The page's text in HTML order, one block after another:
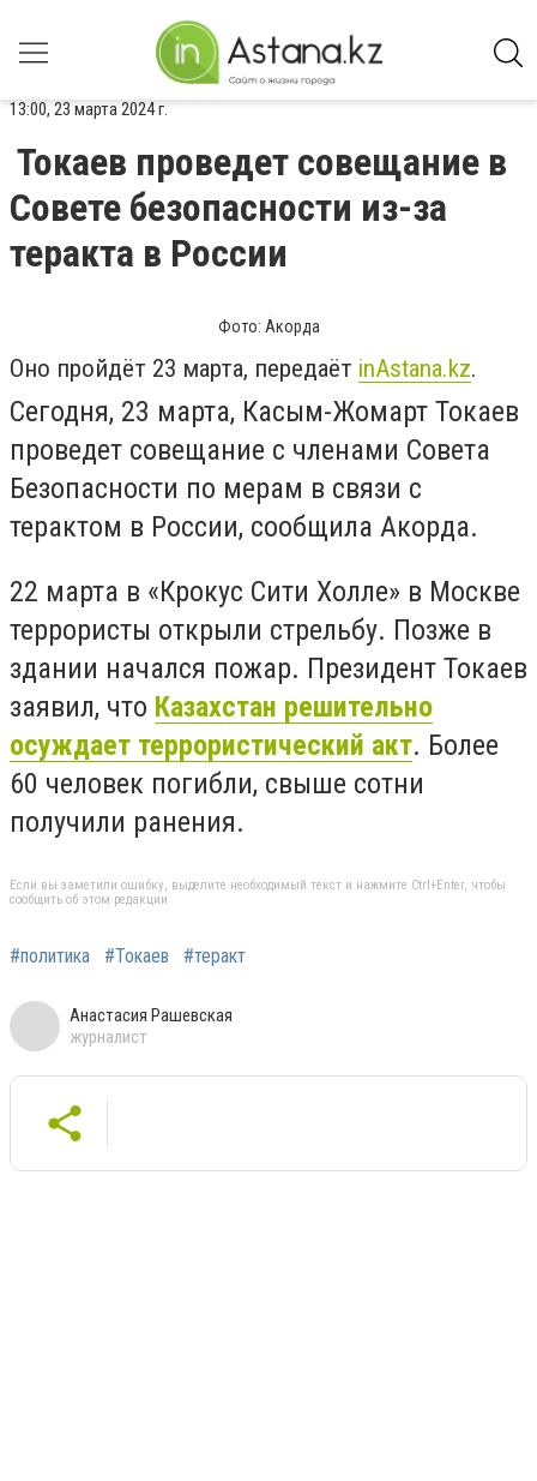
13:00, 23 марта 2024 г.
Токаев проведет совещание в
Совете безопасности из-за
теракта в России
Фото: Акорда
Оно пройдёт 23 марта, передаёт inАstana.kz.
Сегодня, 23 марта, Касым-Жомарт Токаев
проведет совещание с членами Совета
Безопасности по мерам в связи с
терактом в России, сообщила Акорда.
22 марта в «Крокус Сити Холле» в Москве
террористы открыли стрельбу. Позже в
здании начался пожар. Президент Токаев
заявил, что Казахстан решительно
осуждает террористический акт. Более
60 человек погибли, свыше сотни
получили ранения.
Если вы заметили ошибку, выделите необходимый текст и нажмите Ctrl+Enter, чтобы
сообщить об этом редакции
#политика #Токаев #теракт
Анастасия Рашевская
журналист